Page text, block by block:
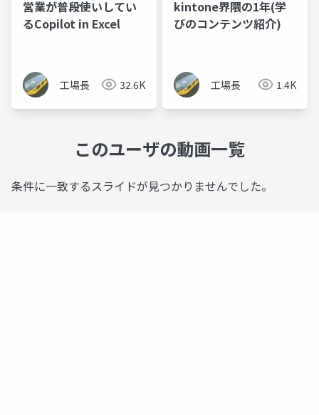
営業が普段使いしてい
るCopilot in Excel
工場長 32.6K
kintone界隈の1年(学
びのコンテンツ紹介)
工場長 1.4K
このユーザの動画一覧
条件に一致するスライドが見つかりませんでした。